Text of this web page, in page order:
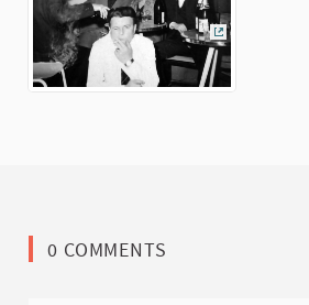
(External link)
0 COMMENTS